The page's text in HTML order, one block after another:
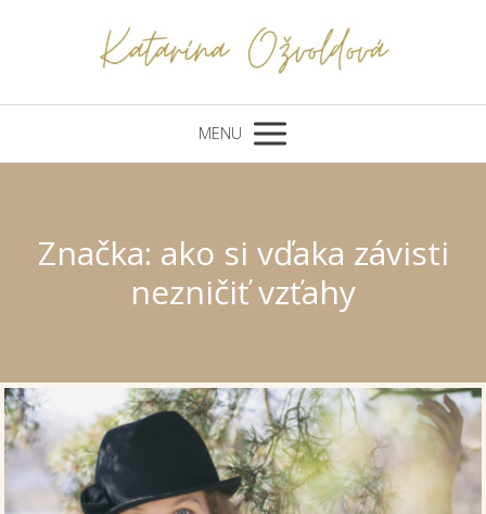
MENU
Značka: ako si vďaka závisti
nezničiť vzťahy